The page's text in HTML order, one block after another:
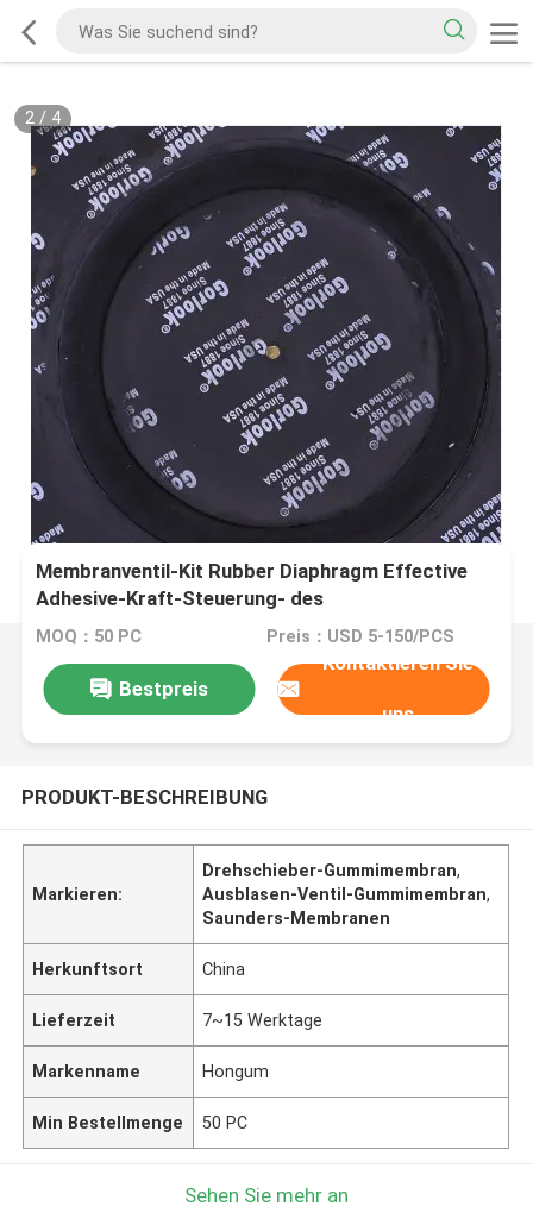
2/ 4
Membranventil-Kit Rubber Diaphragm Effective
Adhesive-Kraft-Steuerung- des
Datenflusseslösungen Saunders industrielle
MOQ：50 PC Preis：USD 5-150/PCS
Bestpreis
Kontaktieren Sie
uns
PRODUKT-BESCHREIBUNG
Markieren:
Drehschieber-Gummimembran,
Ausblasen-Ventil-Gummimembran,
Saunders-Membranen
Herkunftsort China
Lieferzeit 7~15 Werktage
Markenname Hongum
Min Bestellmenge 50 PC
Sehen Sie mehr an